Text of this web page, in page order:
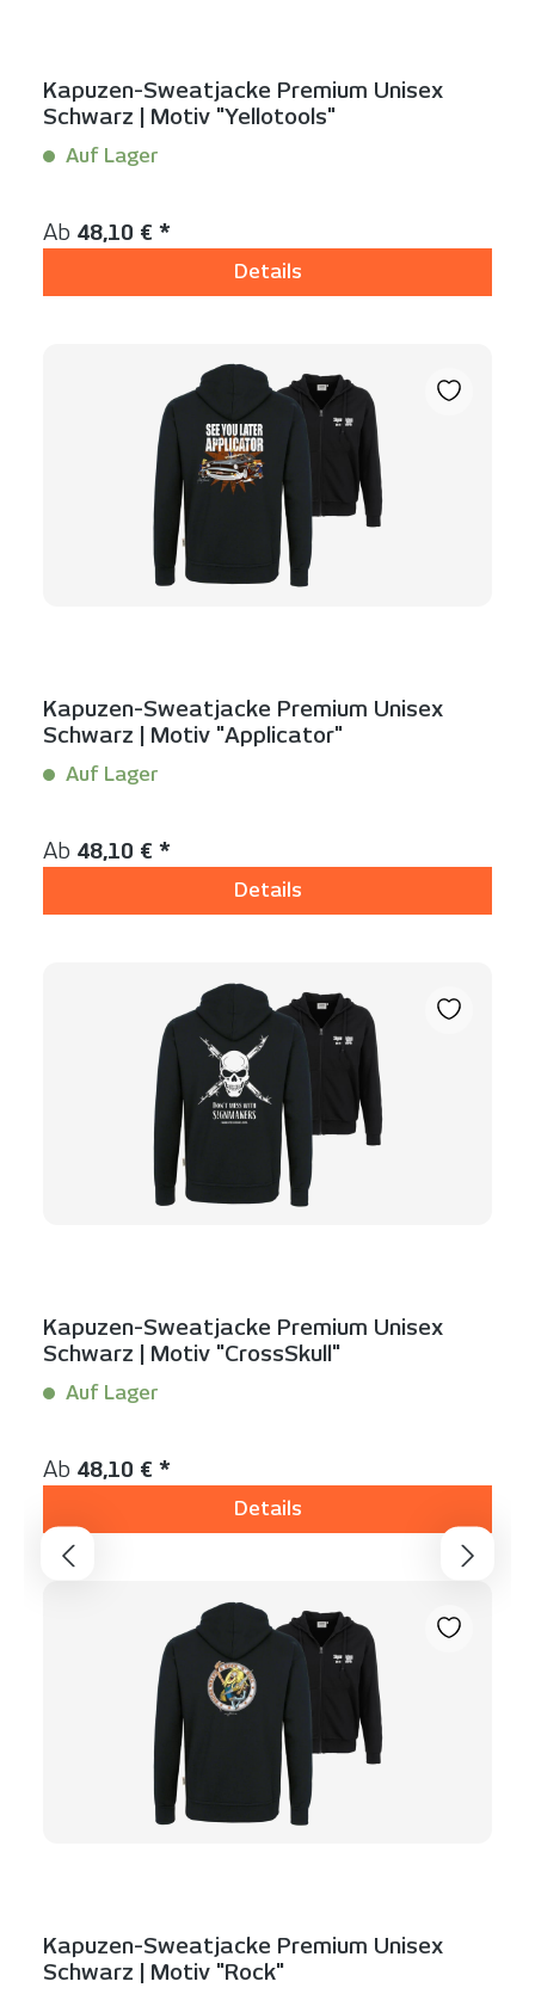
Kapuzen-Sweatjacke Premium Unisex
Schwarz | Motiv "Yellotools"
Auf Lager
Regulärer Preis:
Ab 48,10 € *
Details
Kapuzen-Sweatjacke Premium Unisex
Schwarz | Motiv "Applicator"
Auf Lager
Regulärer Preis:
Ab 48,10 € *
Details
Kapuzen-Sweatjacke Premium Unisex
Schwarz | Motiv "CrossSkull"
Auf Lager
Regulärer Preis:
Ab 48,10 € *
Details
Kapuzen-Sweatjacke Premium Unisex
Schwarz | Motiv "Rock"